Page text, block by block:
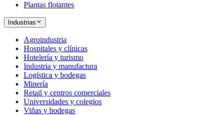
Plantas flotantes
Industrias
Agroindustria
Hospitales y clínicas
Hotelería y turismo
Industria y manufactura
Logística y bodegas
Minería
Retail y centros comerciales
Universidades y colegios
Viñas y bodegas